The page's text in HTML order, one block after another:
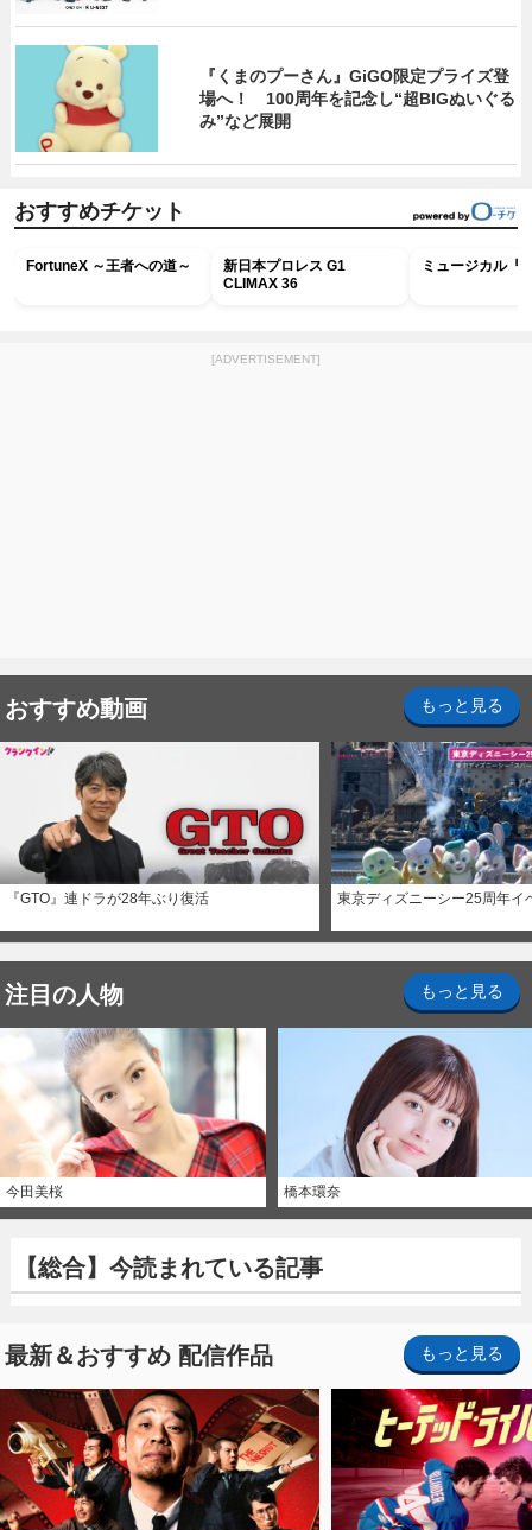
『くまのプーさん』GiGO限定プライズ登
場へ！ 100周年を記念し“超BIGぬいぐる
み”など展開
おすすめチケット
FortuneX ～王者への道～
新日本プロレス G1
CLIMAX 36
ミュージカル『
[ADVERTISEMENT]
おすすめ動画 もっと見る
『GTO』連ドラが28年ぶり復活 東京ディズニーシー25周年イ
注目の人物 もっと見る
今田美桜 橋本環奈
【総合】今読まれている記事
最新＆おすすめ 配信作品 もっと見る